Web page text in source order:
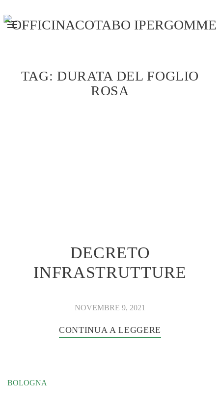
Skip to main content
TAG:DURATA DEL FOGLIO
ROSA
DECRETO
INFRASTRUTTURE
NOVEMBRE 9, 2021
CONTINUA A LEGGERE
BOLOGNA